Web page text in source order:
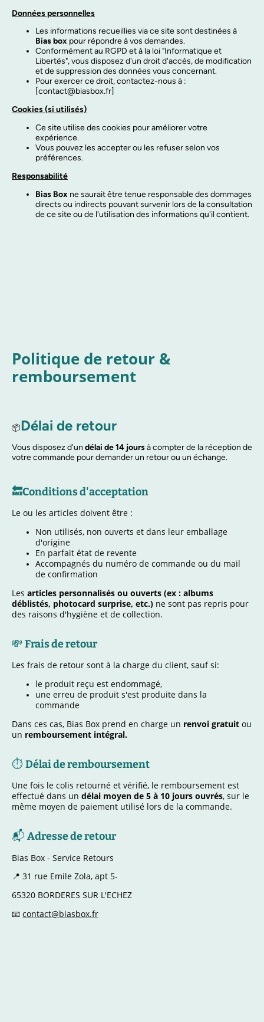
Données personnelles
Les informations recueillies via ce site sont destinées à
Bias box pour répondre à vos demandes.
Conformément au RGPD et à la loi "Informatique et
Libertés", vous disposez d'un droit d'accès, de modification
et de suppression des données vous concernant.
Pour exercer ce droit, contactez-nous à :
[contact@biasbox.fr]
Cookies (si utilisés)
Ce site utilise des cookies pour améliorer votre
expérience.
Vous pouvez les accepter ou les refuser selon vos
préférences.
Responsabilité
Bias Box ne saurait être tenue responsable des dommages
directs ou indirects pouvant survenir lors de la consultation
de ce site ou de l'utilisation des informations qu'il contient.
Politique de retour &
remboursement
📦Délai de retour
Vous disposez d'un délai de 14 joursà compter de la réception de
votre commande pour demander un retour ou un échange.
🔙Conditions d'acceptation
Le ou les articles doivent être :
Non utilisés, non ouverts et dans leur emballage
d'origine
En parfait état de revente
Accompagnés du numéro de commande ou du mail
de confirmation
Les articles personnalisés ou ouverts (ex : albums
déblistés, photocard surprise, etc.) ne sont pas repris pour
des raisons d'hygiène et de collection.
💸Frais de retour
Les frais de retour sont à la charge du client, sauf si:
le produit reçu est endommagé,
une erreu de produit s'est produite dans la
commande
Dans ces cas, Bias Box prend en charge un renvoi gratuit ou
un remboursement intégral.
⏱ Délai de remboursement
Une fois le colis retourné et vérifié, le remboursement est
effectué dans un délai moyen de 5 à 10 jours ouvrés, sur le
même moyen de paiement utilisé lors de la commande.
📬 Adresse de retour
Bias Box - Service Retours
📍 31 rue Emile Zola, apt 5-
65320 BORDERES SUR L'ECHEZ
📧 contact@biasbox.fr